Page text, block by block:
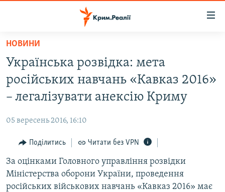
Перейти
основного
матеріалу
Перейти
основної
навігації
Перейти
пошуку
ВОДА.КРИМ
ВІДЕО ТА ФОТО
БЛОГИ
ПОГЛЯД
ІНТЕРВ'Ю
ВСЕ ЗА ДЕНЬ
НОВИНИ
Українська розвідка: мета
російських навчань «Кавказ 2016»
– легалізувати анексію Криму
05 вересень 2016, 16:10
Поділитись Читати без VPN
За оцінками Головного управління розвідки
Міністерства оборони України, проведення
російських військових навчань «Кавказ 2016» має